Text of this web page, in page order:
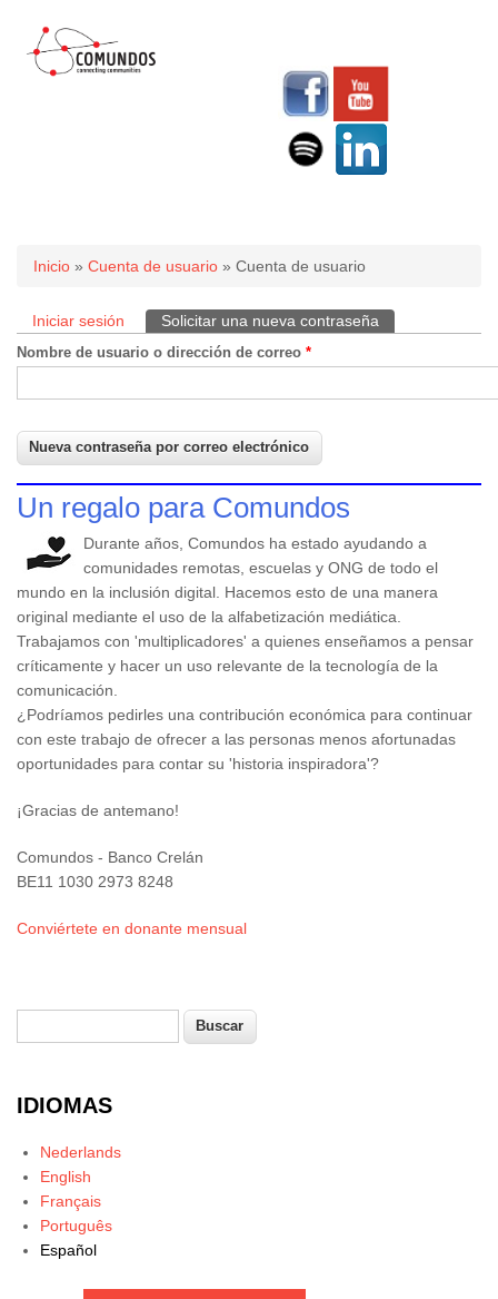
Usted está aquí
Inicio » Cuenta de usuario » Cuenta de usuario
Solapas principales
Iniciar sesión Solicitar una nueva contraseña
Nombre de usuario o dirección de correo *
Un regalo para Comundos
Durante años, Comundos ha estado ayudando a
comunidades remotas, escuelas y ONG de todo el
mundo en la inclusión digital. Hacemos esto de una manera
original mediante el uso de la alfabetización mediática.
Trabajamos con 'multiplicadores' a quienes enseñamos a pensar
críticamente y hacer un uso relevante de la tecnología de la
comunicación.
¿Podríamos pedirles una contribución económica para continuar
con este trabajo de ofrecer a las personas menos afortunadas
oportunidades para contar su 'historia inspiradora'?
¡Gracias de antemano!
Comundos - Banco Crelán
BE11 1030 2973 8248
Conviértete en donante mensual
Formulario de búsqueda
IDIOMAS
Nederlands
English
Français
Português
Español